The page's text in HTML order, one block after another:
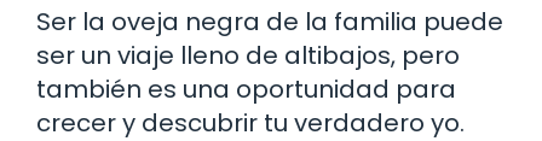
Ser la oveja negra de la familia puede
ser un viaje lleno de altibajos, pero
también es una oportunidad para
crecer y descubrir tu verdadero yo.